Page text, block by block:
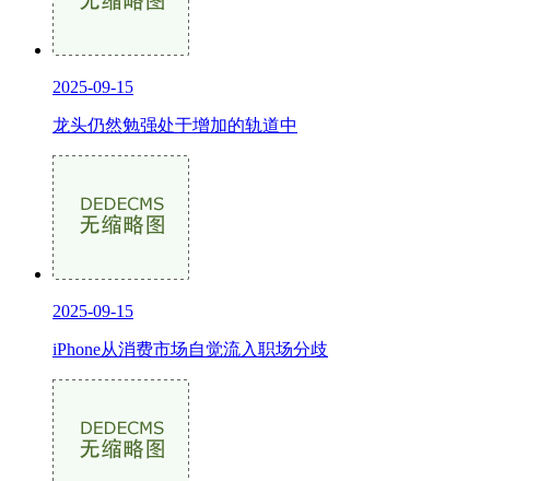
2025-09-15
龙头仍然勉强处于增加的轨道中
2025-09-15
iPhone从消费市场自觉流入职场分歧